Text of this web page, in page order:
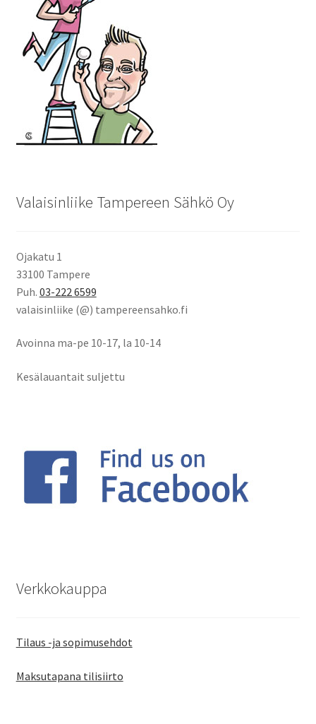
Valaisinliike Tampereen Sähkö Oy
Ojakatu 1
33100 Tampere
Puh. 03-222 6599
valaisinliike (@) tampereensahko.fi
Avoinna ma-pe 10-17, la 10-14
Kesälauantait suljettu
Verkkokauppa
Tilaus -ja sopimusehdot
Maksutapana tilisiirto